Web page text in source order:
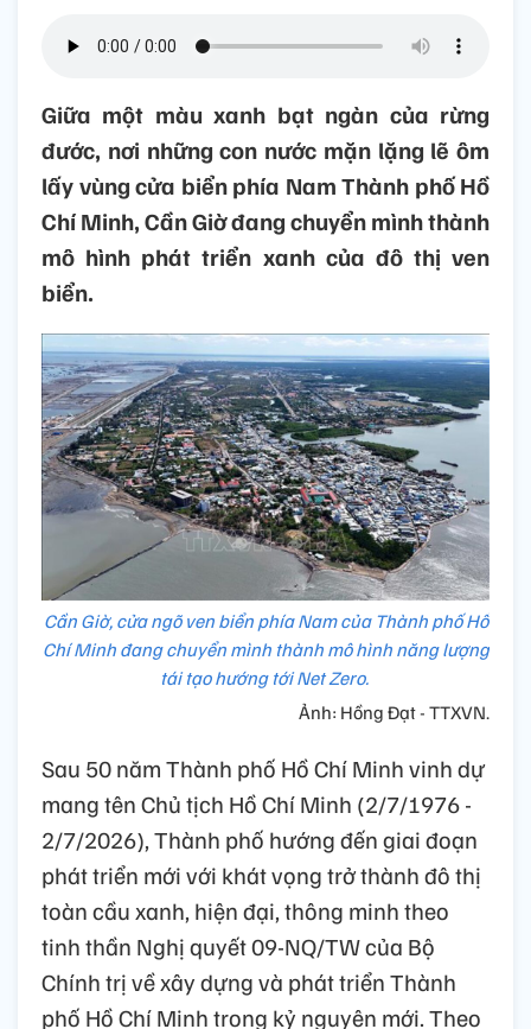
Giữa một màu xanh bạt ngàn của rừng
đước, nơi những con nước mặn lặng lẽ ôm
lấy vùng cửa biển phía Nam Thành phố Hồ
Chí Minh, Cần Giờ đang chuyển mình thành
mô hình phát triển xanh của đô thị ven
biển.
Cần Giờ, cửa ngõ ven biển phía Nam của Thành phố Hồ
Chí Minh đang chuyển mình thành mô hình năng lượng
tái tạo hướng tới Net Zero.
Ảnh: Hồng Đạt - TTXVN.
Sau 50 năm Thành phố Hồ Chí Minh vinh dự
mang tên Chủ tịch Hồ Chí Minh (2/7/1976 -
2/7/2026), Thành phố hướng đến giai đoạn
phát triển mới với khát vọng trở thành đô thị
toàn cầu xanh, hiện đại, thông minh theo
tinh thần Nghị quyết 09-NQ/TW của Bộ
Chính trị về xây dựng và phát triển Thành
phố Hồ Chí Minh trong kỷ nguyên mới. Theo